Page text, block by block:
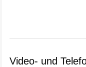
Video- und